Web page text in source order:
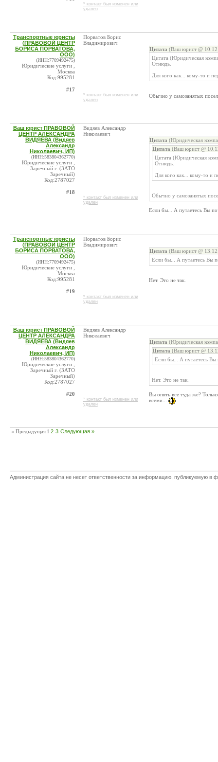
* контакт был изменен или
удален
Транспортные юристы
(ПРАВОВОЙ ЦЕНТР
БОРИСА ПОРВАТОВА,
ООО)
(ИНН:7709492475)
Юридические услуги ,
Москва
Код:995281
#17
Порватов Борис
Владимирович
* контакт был изменен или
удален
Цитата (Ваш юрист @
Цитата (Юридическая
Отнюдь.
Для кого как... кому-то и
Обычно у самозанятых
Ваш юрист ПРАВОВОЙ
ЦЕНТР АЛЕКСАНДРА
ВИДЯЕВА (Видяев
Александр
Николаевич, ИП)
(ИНН:583804362770)
Юридические услуги ,
Заречный г. (ЗАТО
Заречный)
Код:2787027
#18
Видяев Александр
Николаевич
* контакт был изменен или
удален
Цитата (Юридическая
Цитата (Ваш юрист @
Цитата (Юридическая
Отнюдь.
Для кого как... кому-то и
Обычно у самозанятых
Если бы... А путаетесь Вы
Транспортные юристы
(ПРАВОВОЙ ЦЕНТР
БОРИСА ПОРВАТОВА,
ООО)
(ИНН:7709492475)
Юридические услуги ,
Москва
Код:995281
#19
Порватов Борис
Владимирович
* контакт был изменен или
удален
Цитата (Ваш юрист @
Если бы... А путаетесь Вы
Нет. Это не так.
Ваш юрист ПРАВОВОЙ
ЦЕНТР АЛЕКСАНДРА
ВИДЯЕВА (Видяев
Александр
Николаевич, ИП)
(ИНН:583804362770)
Юридические услуги ,
Заречный г. (ЗАТО
Заречный)
Код:2787027
#20
Видяев Александр
Николаевич
* контакт был изменен или
удален
Цитата (Юридическая
Цитата (Ваш юрист @
Если бы... А путаетесь Вы
Нет. Это не так.
Вы опять все туда же?
всеми...
« Предыдущая 1 2 3 Следующая »
Администрация сайта не несет ответственности за информацию, публикуемую